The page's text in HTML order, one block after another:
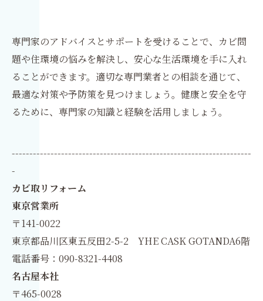
専門家のアドバイスとサポートを受けることで、カビ問
題や住環境の悩みを解決し、安心な生活環境を手に入れ
ることができます。適切な専門業者との相談を通じて、
最適な対策や予防策を見つけましょう。健康と安全を守
るために、専門家の知識と経験を活用しましょう。
--------------------------------------------------------------------
-
カビ取リフォーム
東京営業所
〒141-0022
東京都品川区東五反田2-5-2 YHE CASK GOTANDA6階
電話番号：090-8321-4408
名古屋本社
〒465-0028